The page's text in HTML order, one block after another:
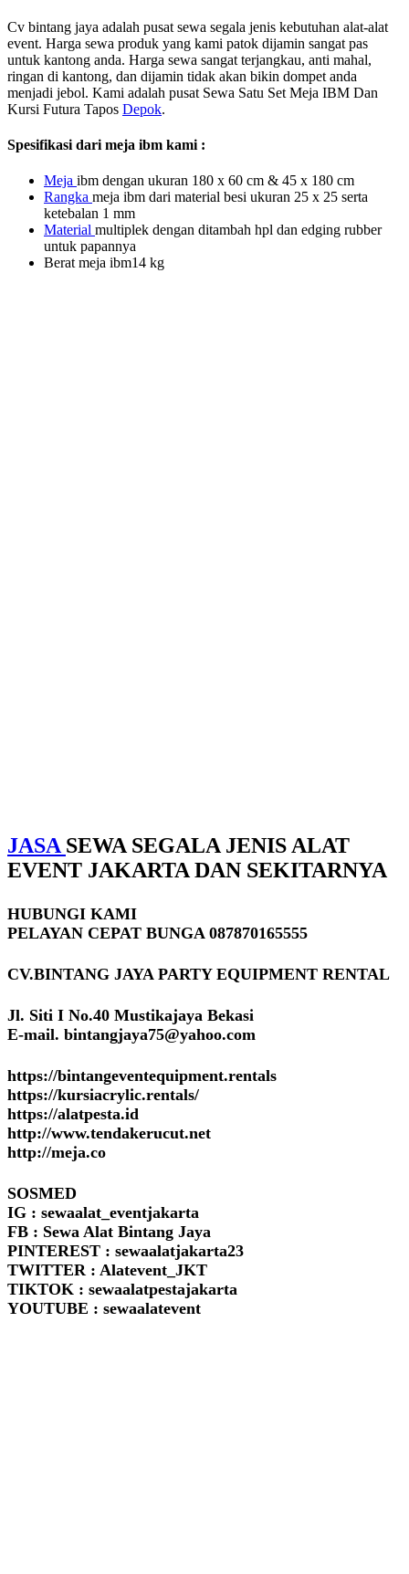
Cv bintang jaya adalah pusat sewa segala jenis kebutuhan alat-alat
event. Harga sewa produk yang kami patok dijamin sangat pas
untuk kantong anda. Harga sewa sangat terjangkau, anti mahal,
ringan di kantong, dan dijamin tidak akan bikin dompet anda
menjadi jebol. Kami adalah pusat Sewa Satu Set Meja IBM Dan
Kursi Futura Tapos Depok.
Spesifikasi dari meja ibm kami :
Meja ibm dengan ukuran 180 x 60 cm & 45 x 180 cm
Rangka meja ibm dari material besi ukuran 25 x 25 serta
ketebalan 1 mm
Material multiplek dengan ditambah hpl dan edging rubber
untuk papannya
Berat meja ibm14 kg
JASA SEWA SEGALA JENIS ALAT
EVENT JAKARTA DAN SEKITARNYA
HUBUNGI KAMI
PELAYAN CEPAT BUNGA 087870165555
CV.BINTANG JAYA PARTY EQUIPMENT RENTAL
Jl. Siti I No.40 Mustikajaya Bekasi
E-mail. bintangjaya75@yahoo.com
https://bintangeventequipment.rentals
https://kursiacrylic.rentals/
https://alatpesta.id
http://www.tendakerucut.net
http://meja.co
SOSMED
IG : sewaalat_eventjakarta
FB : Sewa Alat Bintang Jaya
PINTEREST : sewaalatjakarta23
TWITTER : Alatevent_JKT
TIKTOK : sewaalatpestajakarta
YOUTUBE : sewaalatevent